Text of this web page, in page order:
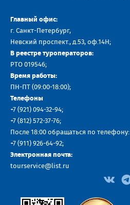
Главный офис:
г. Санкт-Петербург,
Невский проспект., д.53, оф.14H;
В реестре туроператоров:
РТО 019546;
Время работы:
ПН-ПТ (09:00-18:00);
Телефоны
+7 (921) 094-32-94;
+7 (812) 572-37-76;
После 18:00 обращаться по телефону:
+7 (911) 926-64-92;
Электронная почта:
tourservice@list.ru